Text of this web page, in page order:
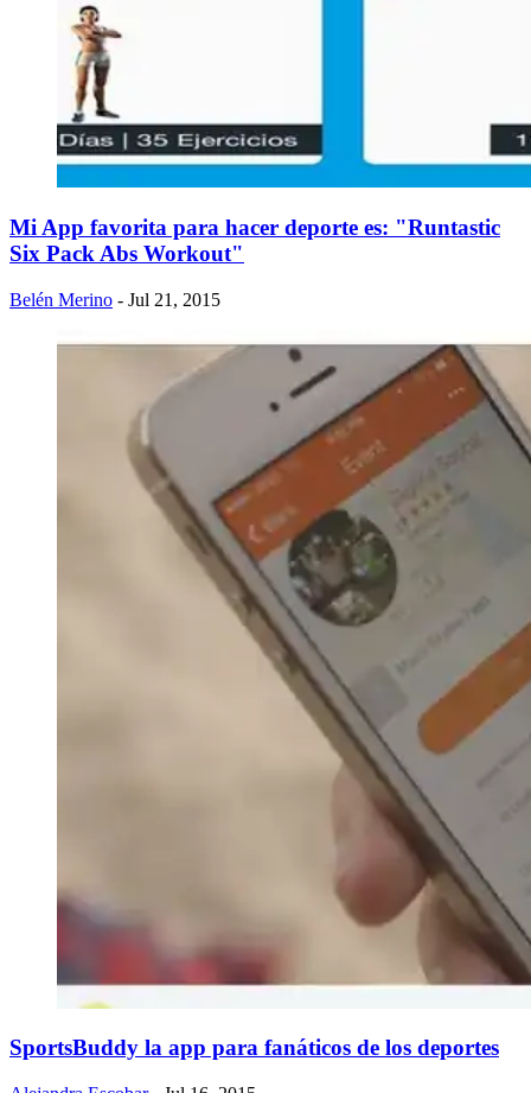
Mi App favorita para hacer deporte es: "Runtastic
Six Pack Abs Workout"
Belén Merino - Jul 21, 2015
​SportsBuddy la app para fanáticos de los deportes